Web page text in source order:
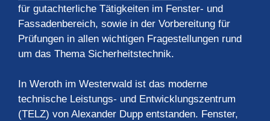
für gutachterliche Tätigkeiten im Fenster- und
Fassadenbereich, sowie in der Vorbereitung für
Prüfungen in allen wichtigen Fragestellungen rund
um das Thema Sicherheitstechnik.
In Weroth im Westerwald ist das moderne
technische Leistungs- und Entwicklungszentrum
(TELZ) von Alexander Dupp entstanden. Fenster,